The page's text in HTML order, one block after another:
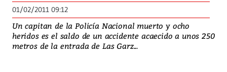
01/02/2011 09:12
Un capitan de la Policía Nacional muerto y ocho
heridos es el saldo de un accidente acaecido a unos 250
metros de la entrada de Las Garz...